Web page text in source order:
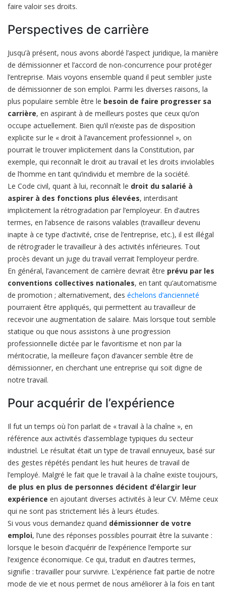
faire valoir ses droits.
Perspectives de carrière
Jusqu’à présent, nous avons abordé l’aspect juridique, la manière
de démissionner et l’accord de non-concurrence pour protéger
l’entreprise. Mais voyons ensemble quand il peut sembler juste
de démissionner de son emploi. Parmi les diverses raisons, la
plus populaire semble être le besoin de faire progresser sa
carrière, en aspirant à de meilleurs postes que ceux qu’on
occupe actuellement. Bien qu’il n’existe pas de disposition
explicite sur le « droit à l’avancement professionnel », on
pourrait le trouver implicitement dans la Constitution, par
exemple, qui reconnaît le droit au travail et les droits inviolables
de l’homme en tant qu’individu et membre de la société.
Le Code civil, quant à lui, reconnaît le droit du salarié à
aspirer à des fonctions plus élevées, interdisant
implicitement la rétrogradation par l’employeur. En d’autres
termes, en l’absence de raisons valables (travailleur devenu
inapte à ce type d’activité, crise de l’entreprise, etc.), il est illégal
de rétrograder le travailleur à des activités inférieures. Tout
procès devant un juge du travail verrait l’employeur perdre.
En général, l’avancement de carrière devrait être prévu par les
conventions collectives nationales, en tant qu’automatisme
de promotion ; alternativement, des échelons d’ancienneté
pourraient être appliqués, qui permettent au travailleur de
recevoir une augmentation de salaire. Mais lorsque tout semble
statique ou que nous assistons à une progression
professionnelle dictée par le favoritisme et non par la
méritocratie, la meilleure façon d’avancer semble être de
démissionner, en cherchant une entreprise qui soit digne de
notre travail.
Pour acquérir de l’expérience
Il fut un temps où l’on parlait de « travail à la chaîne », en
référence aux activités d’assemblage typiques du secteur
industriel. Le résultat était un type de travail ennuyeux, basé sur
des gestes répétés pendant les huit heures de travail de
l’employé. Malgré le fait que le travail à la chaîne existe toujours,
de plus en plus de personnes décident d’élargir leur
expérience en ajoutant diverses activités à leur CV. Même ceux
qui ne sont pas strictement liés à leurs études.
Si vous vous demandez quand démissionner de votre
emploi, l’une des réponses possibles pourrait être la suivante :
lorsque le besoin d’acquérir de l’expérience l’emporte sur
l’exigence économique. Ce qui, traduit en d’autres termes,
signifie : travailler pour survivre. L’expérience fait partie de notre
mode de vie et nous permet de nous améliorer à la fois en tant